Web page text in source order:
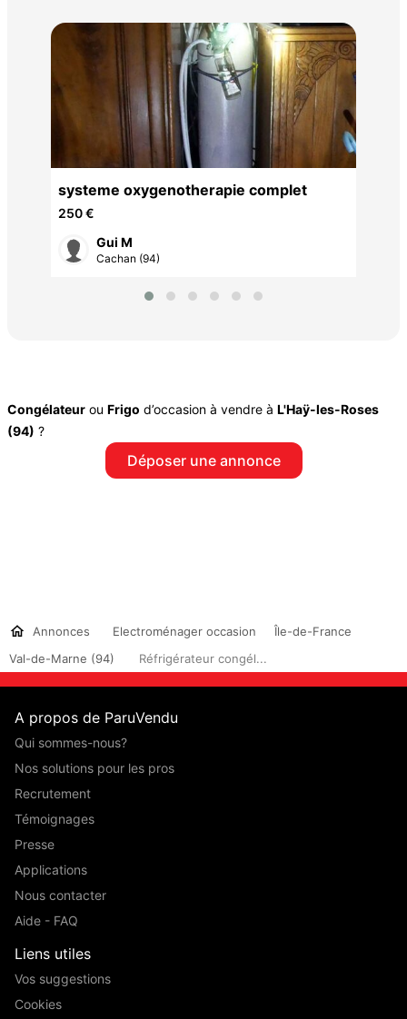
systeme oxygenotherapie complet
250 €
Gui M
Cachan (94)
Congélateur ou Frigo d’occasion à vendre à L'Haÿ-les-Roses
(94) ?
Déposer une annonce
Annonces Electroménager occasion
Île-de-France
Val-de-Marne (94)
Réfrigérateur congél...
A propos de ParuVendu
Qui sommes-nous?
Nos solutions pour les pros
Recrutement
Témoignages
Presse
Applications
Nous contacter
Aide - FAQ
Liens utiles
Vos suggestions
Cookies